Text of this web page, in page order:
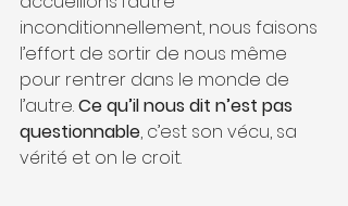
inconditionnellement, nous faisons
l’effort de sortir de nous même
pour rentrer dans le monde de
l’autre. Ce qu’il nous dit n’est pas
questionnable, c’est son vécu, sa
vérité et on le croit.